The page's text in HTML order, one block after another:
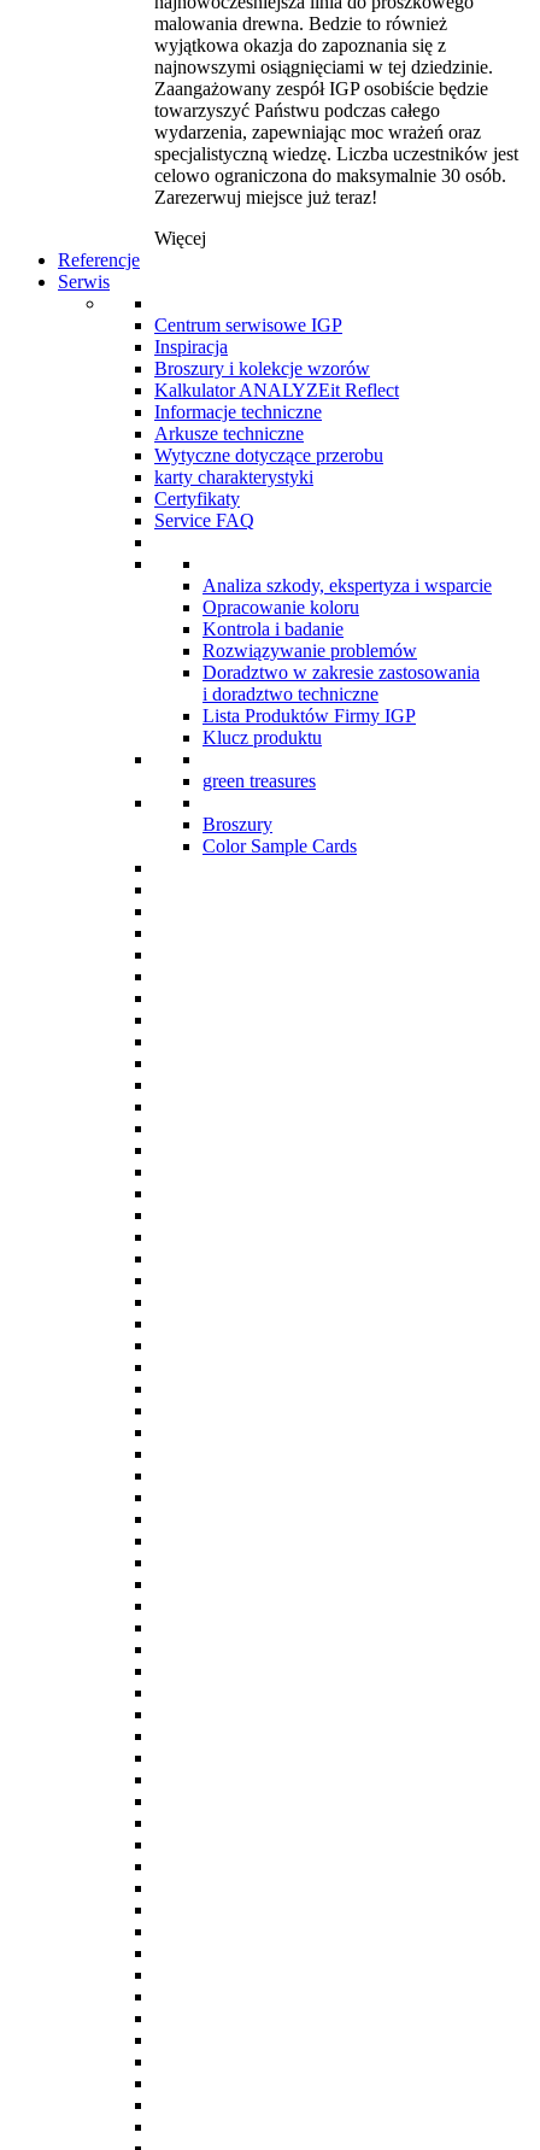
malowania drewna. Bedzie to również
wyjątkowa okazja do zapoznania się z
najnowszymi osiągnięciami w tej dziedzinie.
Zaangażowany zespół IGP osobiście będzie
towarzyszyć Państwu podczas całego
wydarzenia, zapewniając moc wrażeń oraz
specjalistyczną wiedzę. Liczba uczestników jest
celowo ograniczona do maksymalnie 30 osób.
Zarezerwuj miejsce już teraz!
Więcej
Referencje
Serwis
Centrum serwisowe IGP
Inspiracja
Broszury i kolekcje wzorów
Kalkulator ANALYZEit Reflect
Informacje techniczne
Arkusze techniczne
Wytyczne dotyczące przerobu
karty charakterystyki
Certyfikaty
Service FAQ
Analiza szkody, ekspertyza i wsparcie
Opracowanie koloru
Kontrola i badanie
Rozwiązywanie problemów
Doradztwo w zakresie zastosowania
i doradztwo techniczne
Lista Produktów Firmy IGP
Klucz produktu
green treasures
Broszury
Color Sample Cards